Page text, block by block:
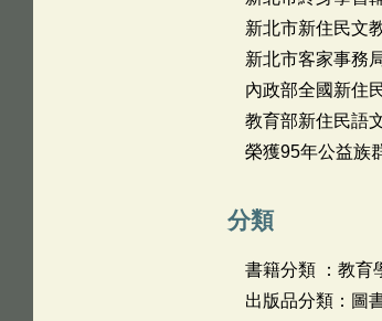
新北市新住民文
新北市客家事務
內政部全國新住
教育部新住民語
榮獲95年公益族
分類
書籍分類 ：教育
出版品分類：圖